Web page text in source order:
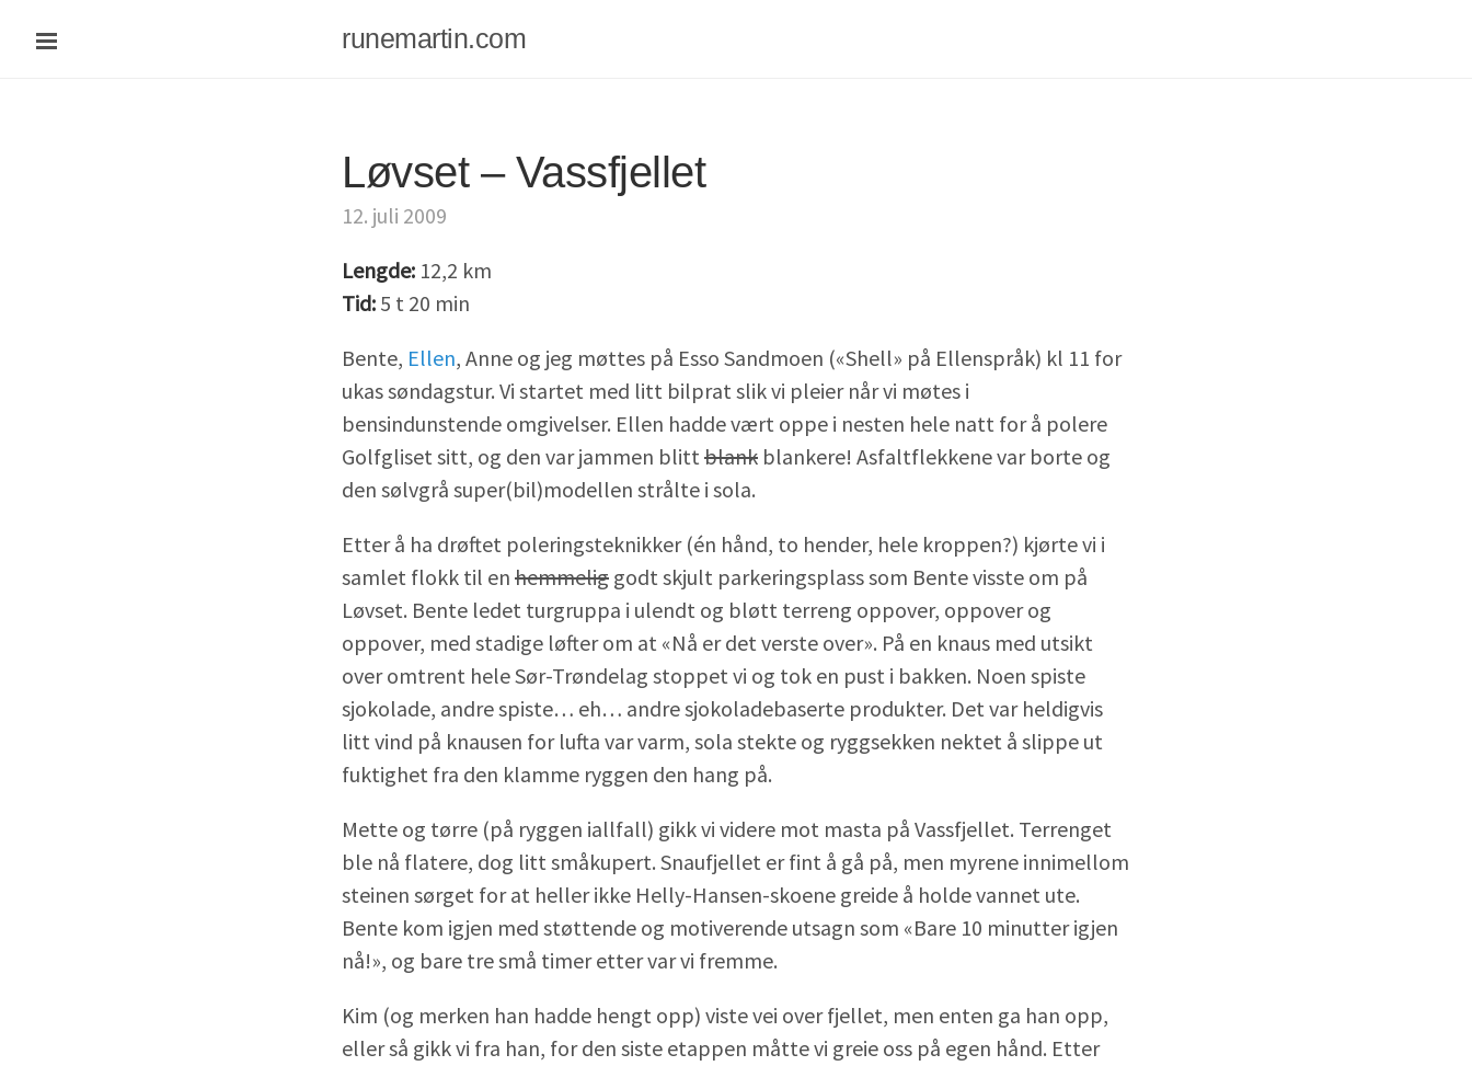
runemartin.com
Løvset – Vassfjellet
12. juli 2009
Lengde: 12,2 km
Tid: 5 t 20 min
Bente, Ellen, Anne og jeg møttes på Esso Sandmoen («Shell» på Ellenspråk) kl 11 for
ukas søndagstur. Vi startet med litt bilprat slik vi pleier når vi møtes i
bensindunstende omgivelser. Ellen hadde vært oppe i nesten hele natt for å polere
Golfgliset sitt, og den var jammen blittblank blankere! Asfaltflekkene var borte og
den sølvgrå super(bil)modellen strålte i sola.
Etter å ha drøftet poleringsteknikker (én hånd, to hender, hele kroppen?) kjørte vi i
samlet flokk til en hemmelig godt skjult parkeringsplass som Bente visste om på
Løvset. Bente ledet turgruppa i ulendt og bløtt terreng oppover, oppover og
oppover, med stadige løfter om at «Nå er det verste over». På en knaus med utsikt
over omtrent hele Sør-Trøndelag stoppet vi og tok en pust i bakken. Noen spiste
sjokolade, andre spiste… eh… andre sjokoladebaserte produkter. Det var heldigvis
litt vind på knausen for lufta var varm, sola stekte og ryggsekken nektet å slippe ut
fuktighet fra den klamme ryggen den hang på.
Mette og tørre (på ryggen iallfall) gikk vi videre mot masta på Vassfjellet. Terrenget
ble nå flatere, dog litt småkupert. Snaufjellet er fint å gå på, men myrene innimellom
steinen sørget for at heller ikke Helly-Hansen-skoene greide å holde vannet ute.
Bente kom igjen med støttende og motiverende utsagn som «Bare 10 minutter igjen
nå!», og bare tre små timer etter var vi fremme.
Kim (og merken han hadde hengt opp) viste vei over fjellet, men enten ga han opp,
eller så gikk vi fra han, for den siste etappen måtte vi greie oss på egen hånd. Etter